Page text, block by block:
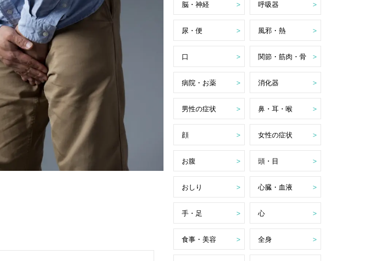
脳・神経 呼吸器
尿・便 風邪・熱
口 関節・筋肉・骨
病院・お薬 消化器
男性の症状 鼻・耳・喉
顔 女性の症状
お腹 頭・目
おしり 心臓・血液
手・足 心
食事・美容 全身